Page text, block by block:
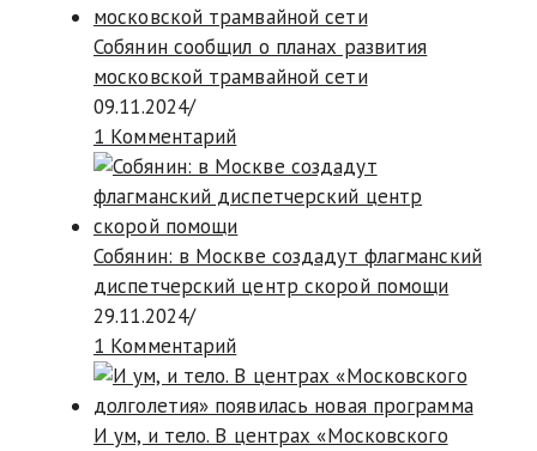
Собянин сообщил о планах развития
московской трамвайной сети
09.11.2024/
1 Комментарий
Собянин: в Москве создадут флагманский
диспетчерский центр скорой помощи
29.11.2024/
1 Комментарий
И ум, и тело. В центрах «Московского